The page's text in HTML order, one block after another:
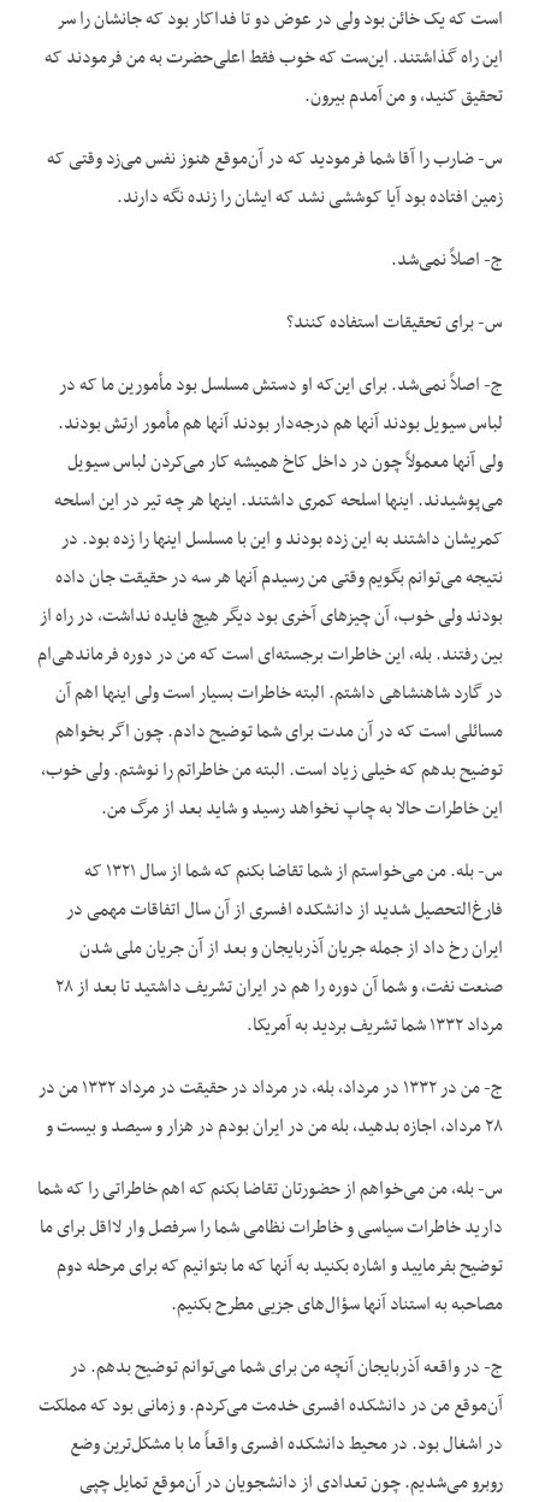
است که یک خائن بود ولی در عوض دو تا فداکار بود که جانشان را سر
این راه گذاشتند. این‌ست که خوب فقط اعلی‌حضرت به من فرمودند که
تحقیق کنید، و من آمدم بیرون.
س- ضارب را آقا شما فرمودید که در آن‌موقع هنوز نفس می‌زد وقتی که
زمین افتاده بود آیا کوششی نشد که ایشان را زنده نگه دارند.
ج- اصلاً نمی‌شد.
س- برای تحقیقات استفاده کنند؟
ج- اصلاً نمی‌شد. برای این‌که او دستش مسلسل بود مأمورین ما که در
لباس سیویل بودند آنها هم درجه‌دار بودند آنها هم مأمور ارتش بودند.
ولی آنها معمولاً چون در داخل کاخ همیشه کار می‌کردن لباس سیویل
می‌پوشیدند. اینها اسلحه کمری داشتند. اینها هر چه تیر در این اسلحه
کمریشان داشتند به این زده بودند و این با مسلسل اینها را زده بود. در
نتیجه می‌توانم بگویم وقتی من رسیدم آنها هر سه در حقیقت جان داده
بودند ولی خوب، آن چیز‌های آخری بود دیگر هیچ فایده نداشت، در راه از
بین رفتند. بله، این خاطرات برجسته‌ای است که من در دوره فرماندهی‌ام
در گارد شاهنشاهی داشتم. البته خاطرات بسیار است ولی اینها اهم آن
مسائلی است که در آن مدت برای شما توضیح دادم. چون اگر بخواهم
توضیح بدهم که خیلی زیاد است. البته من خاطراتم را نوشتم. ولی خوب،
این خاطرات حالا به چاپ نخواهد رسید و شاید بعد از مرگ من.
س- بله. من می‌خواستم از شما تقاضا بکنم که شما از سال ۱۳۲۱ که
فارغ‌التحصیل شدید از دانشکده افسری از آن سال اتفاقات مهمی در
ایران رخ داد از جمله جریان آذربایجان و بعد از آن جریان ملی شدن
صنعت نفت، و شما آن دوره را هم در ایران تشریف داشتید تا بعد از ۲۸
مرداد ۱۳۳۲ شما تشریف بردید به آمریکا.
ج- من در ۱۳۳۲ در مرداد، بله، در مرداد در حقیقت در مرداد ۱۳۳۲ من در
۲۸ مرداد، اجازه بدهید، بله من در ایران بودم در هزار و سیصد و بیست و
س- بله، من می‌خواهم از حضورتان تقاضا بکنم که اهم خاطراتی را که شما
دارید خاطرات سیاسی و خاطرات نظامی شما را سرفصل وار لااقل برای ما
توضیح بفرمایید و اشاره بکنید به آنها که ما بتوانیم که برای مرحله دوم
مصاحبه به استناد آنها سؤال‌‌های جزیی مطرح بکنیم.
ج- در واقعه آذربایجان آنچه من برای شما می‌توانم توضیح بدهم. در
آن‌موقع من در دانشکده افسری خدمت می‌کردم. و زمانی بود که مملکت
در اشغال بود. در محیط دانشکده افسری واقعاً ما با مشکل‌ترین وضع
روبرو می‌شدیم. چون تعدادی از دانشجویان در آن‌موقع تمایل چپی